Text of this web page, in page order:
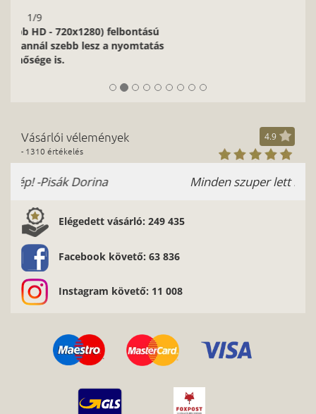
Iratkozz fel most, hogy elsőként értesülj legfrissebb
akcióinkról!
Hozzájárulok ahhoz, hogy a Pitbullcase hírlevelet, küldjön nekem
adatkezelési szabályzatban foglaltaknak